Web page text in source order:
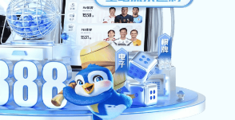
tu po ji xian tiao zhan zi wo zhe
ni tui bian de qi dian